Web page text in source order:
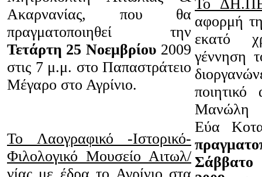
Ακαρνανίας, που θα
πραγματοποιηθεί την
Τετάρτη 25 Νοεμβρίου 2009
στις 7 μ.μ. στο Παπαστράτειο
Μέγαρο στο Αγρίνιο.
Το Λαογραφικό -Ιστορικό-
Φιλολογικό Μουσείο Αιτωλ/
νίας με έδρα το Αγρίνιο στα
Το
αφορμή
εκατό
γέννηση
Μανώλη
Εύα